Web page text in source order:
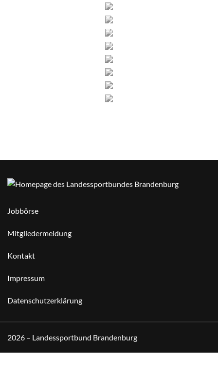
Jobbörse
Mitgliedermeldung
Kontakt
Impressum
Datenschutzerklärung
2026 – Landessportbund Brandenburg